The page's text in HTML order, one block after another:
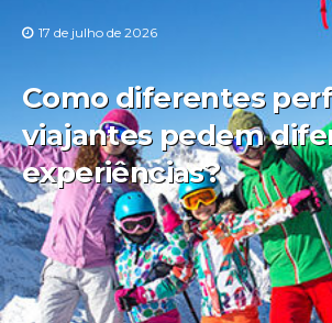
17 de julho de 2026
Como diferentes
viajantes pedem
experiências?